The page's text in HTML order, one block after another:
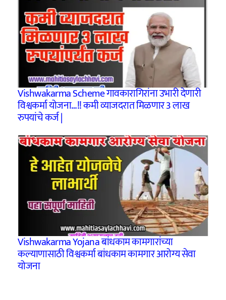
Vishwakarma Scheme गावकारागिरांना उभारी देणारी
विश्वकर्मा योजना…!! कमी व्याजदरात मिळणार 3 लाख
रुपयांचे कर्ज |
Vishwakarma Yojana बांधकाम कामगारांच्या
कल्याणासाठी विश्वकर्मा बांधकाम कामगार आरोग्य सेवा
योजना